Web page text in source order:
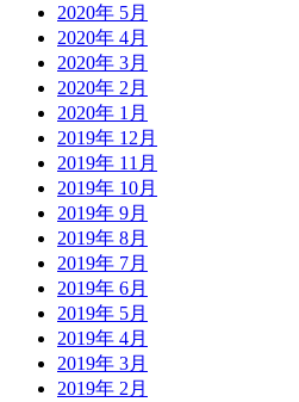
2020年 5月
2020年 4月
2020年 3月
2020年 2月
2020年 1月
2019年 12月
2019年 11月
2019年 10月
2019年 9月
2019年 8月
2019年 7月
2019年 6月
2019年 5月
2019年 4月
2019年 3月
2019年 2月